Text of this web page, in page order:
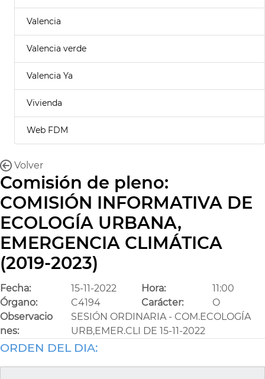
Valencia
Valencia verde
Valencia Ya
Vivienda
Web FDM
Volver
Comisión de pleno:
COMISIÓN INFORMATIVA DE
ECOLOGÍA URBANA,
EMERGENCIA CLIMÁTICA
(2019-2023)
Fecha: 15-11-2022 Hora:
11:00
Órgano:
C4194 Carácter:
O
Observacio
nes:
SESIÓN ORDINARIA - COM.ECOLOGÍA
URB,EMER.CLI DE 15-11-2022
ORDEN DEL DIA: